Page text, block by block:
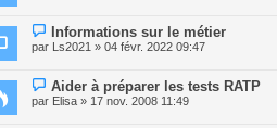
Informations sur le métier
par Ls2021 » 04 févr. 2022 09:47
Aider à préparer les tests RATP
par Elisa » 17 nov. 2008 11:49